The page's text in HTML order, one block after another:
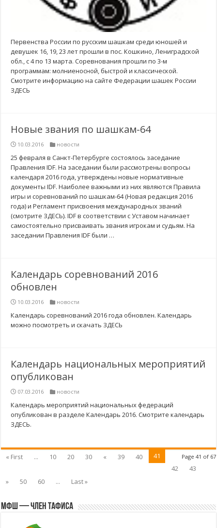
Первенства России по русским шашкам среди юношей и
девушек 16, 19, 23 лет прошли в пос. Кошкино, Лениградской
обл., с 4 по 13 марта. Соревнования прошли по 3-м
программам: молниеносной, быстрой и классической.
Смотрите информацию на сайте Федерации шашек России
ЗДЕСЬ
Новые звания по шашкам-64
10.03.2016 новости
25 февраля в Санкт-Петербурге состоялось заседание
Правления IDF. На заседании были рассмотрены вопросы
календаря 2016 года, утверждены новые нормативные
документы IDF. Наиболее важными из них являются Правила
игры и соревнований по шашкам-64 (Новая редакция 2016
года) и Регламент присвоения международных званий
(смотрите ЗДЕСЬ). IDF в соответствии с Уставом начинает
самостоятельно присваивать звания игрокам и судьям. На
заседании Правления IDF были …
Календарь соревнований 2016
обновлен
10.03.2016 новости
Календарь соревнований 2016 года обновлен. Календарь
можно посмотреть и скачать ЗДЕСЬ
Календарь национальных мероприятий
опубликован
07.03.2016 новости
Календарь мероприятий национальных федераций
опубликован в разделе Календарь 2016. Смотрите календарь
ЗДЕСЬ.
Page 41 of 67
« First ... 10 20 30 « 39 40
41
42
43
»
50 60 ... Last »
МФШ — член ТАФИСА